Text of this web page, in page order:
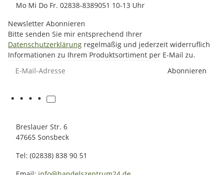
Mo Mi Do Fr. 02838-8389051 10-13 Uhr
Newsletter Abonnieren
Bitte senden Sie mir entsprechend Ihrer
Datenschutzerklärung regelmäßig und jederzeit widerruflich
Informationen zu Ihrem Produktsortiment per E-Mail zu.
Abonnieren
Breslauer Str. 6
47665 Sonsbeck
Tel: (02838) 838 90 51